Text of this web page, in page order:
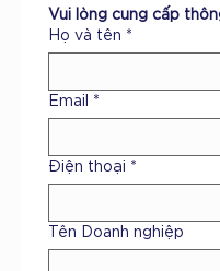
Vui lòng cung cấp
Họ và tên *
Email *
Điện thoại *
Tên Doanh nghiệp